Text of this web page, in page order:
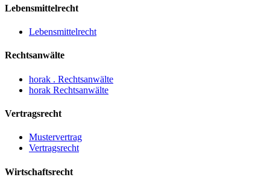
Lebensmittelrecht
Lebensmittelrecht
Rechtsanwälte
horak . Rechtsanwälte
horak Rechtsanwälte
Vertragsrecht
Mustervertrag
Vertragsrecht
Wirtschaftsrecht